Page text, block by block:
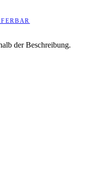
der Beschreibung.